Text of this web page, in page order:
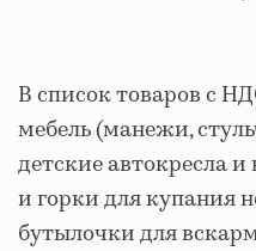
В список товаров с
мебель (манежи,
детские автокресла
и горки для купания
бутылочки для